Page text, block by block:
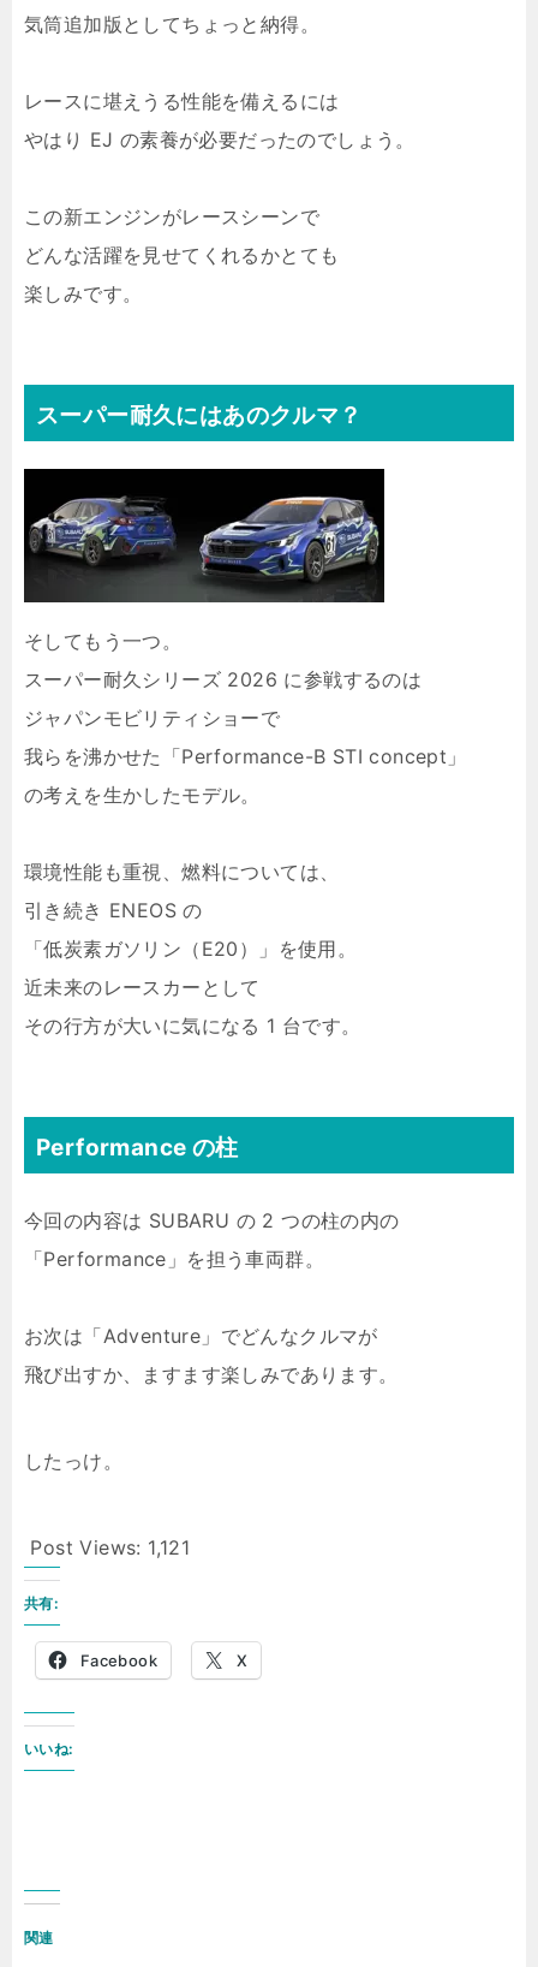
気筒追加版としてちょっと納得。
レースに堪えうる性能を備えるには
やはり EJ の素養が必要だったのでしょう。
この新エンジンがレースシーンで
どんな活躍を見せてくれるかとても
楽しみです。
スーパー耐久にはあのクルマ？
そしてもう一つ。
スーパー耐久シリーズ 2026 に参戦するのは
ジャパンモビリティショーで
我らを沸かせた「Performance-B STI concept」
の考えを生かしたモデル。
環境性能も重視、燃料については、
引き続き ENEOS の
「低炭素ガソリン（E20）」を使用。
近未来のレースカーとして
その行方が大いに気になる 1 台です。
Performance の柱
今回の内容は SUBARU の 2 つの柱の内の
「Performance」を担う車両群。
お次は「Adventure」でどんなクルマが
飛び出すか、ますます楽しみであります。
したっけ。
Post Views: 1,121
共有:
Facebook X
いいね:
関連